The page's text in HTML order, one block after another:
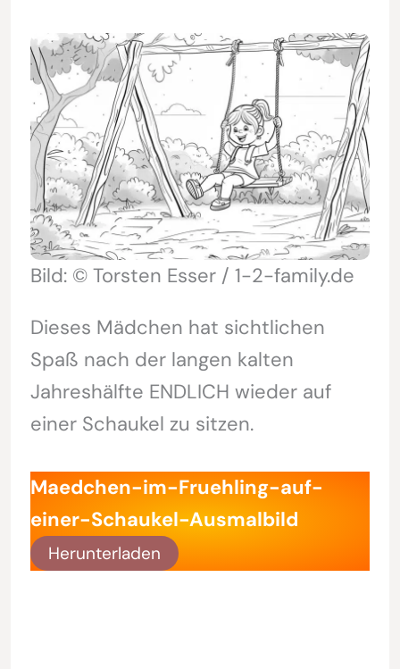
Bild: © Torsten Esser / 1-2-family.de
Dieses Mädchen hat sichtlichen
Spaß nach der langen kalten
Jahreshälfte ENDLICH wieder auf
einer Schaukel zu sitzen.
Maedchen-im-Fruehling-auf-
einer-Schaukel-Ausmalbild
Herunterladen